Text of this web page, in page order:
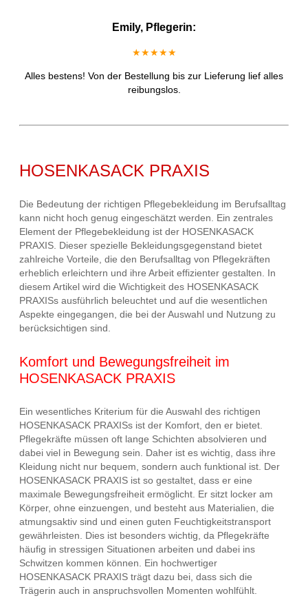
Emily, Pflegerin:
★★★★★
Alles bestens! Von der Bestellung bis zur Lieferung lief alles
reibungslos.
HOSENKASACK PRAXIS
Die Bedeutung der richtigen Pflegebekleidung im Berufsalltag
kann nicht hoch genug eingeschätzt werden. Ein zentrales
Element der Pflegebekleidung ist der HOSENKASACK
PRAXIS. Dieser spezielle Bekleidungsgegenstand bietet
zahlreiche Vorteile, die den Berufsalltag von Pflegekräften
erheblich erleichtern und ihre Arbeit effizienter gestalten. In
diesem Artikel wird die Wichtigkeit des HOSENKASACK
PRAXISs ausführlich beleuchtet und auf die wesentlichen
Aspekte eingegangen, die bei der Auswahl und Nutzung zu
berücksichtigen sind.
Komfort und Bewegungsfreiheit im
HOSENKASACK PRAXIS
Ein wesentliches Kriterium für die Auswahl des richtigen
HOSENKASACK PRAXISs ist der Komfort, den er bietet.
Pflegekräfte müssen oft lange Schichten absolvieren und
dabei viel in Bewegung sein. Daher ist es wichtig, dass ihre
Kleidung nicht nur bequem, sondern auch funktional ist. Der
HOSENKASACK PRAXIS ist so gestaltet, dass er eine
maximale Bewegungsfreiheit ermöglicht. Er sitzt locker am
Körper, ohne einzuengen, und besteht aus Materialien, die
atmungsaktiv sind und einen guten Feuchtigkeitstransport
gewährleisten. Dies ist besonders wichtig, da Pflegekräfte
häufig in stressigen Situationen arbeiten und dabei ins
Schwitzen kommen können. Ein hochwertiger
HOSENKASACK PRAXIS trägt dazu bei, dass sich die
Trägerin auch in anspruchsvollen Momenten wohlfühlt.